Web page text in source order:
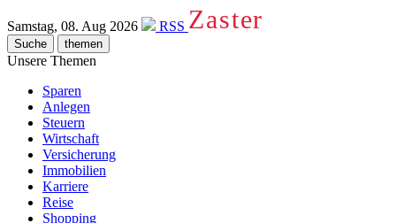
Samstag, 08. Aug 2026 RSS Zaster
Suche themen
Unsere Themen
Sparen
Anlegen
Steuern
Wirtschaft
Versicherung
Immobilien
Karriere
Reise
Shopping